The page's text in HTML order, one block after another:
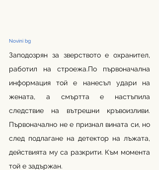
Novini bg
Заподозрян за зверството е охранител,
работил на строежа.По първоначална
информация той е нанесъл удари на
жената, а смъртта е настъпила
следствие на вътрешни кръвоизливи.
Първоначално не е признал вината си, но
след подлагане на детектор на лъжата,
действията му са разкрити. Към момента
той е задържан.